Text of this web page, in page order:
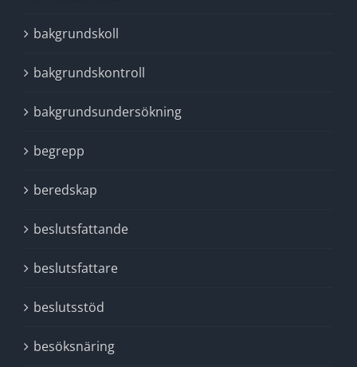
bakgrundskoll
bakgrundskontroll
bakgrundsundersökning
begrepp
beredskap
beslutsfattande
beslutsfattare
beslutsstöd
besöksnäring